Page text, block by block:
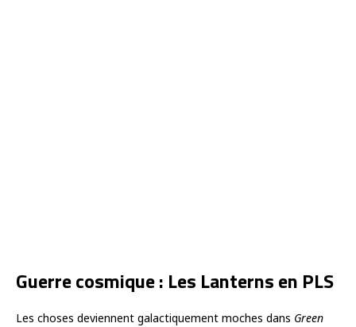
Guerre cosmique : Les Lanterns en PLS
Les choses deviennent galactiquement moches dans Green